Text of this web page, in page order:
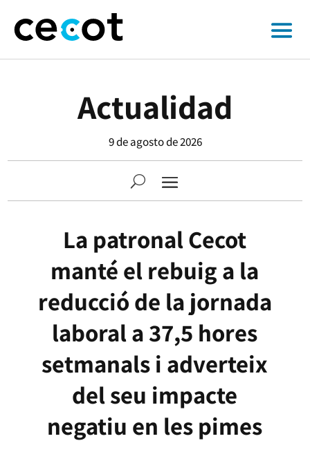
Actualidad
9 de agosto de 2026
La patronal Cecot
manté el rebuig a la
reducció de la jornada
laboral a 37,5 hores
setmanals i adverteix
del seu impacte
negatiu en les pimes